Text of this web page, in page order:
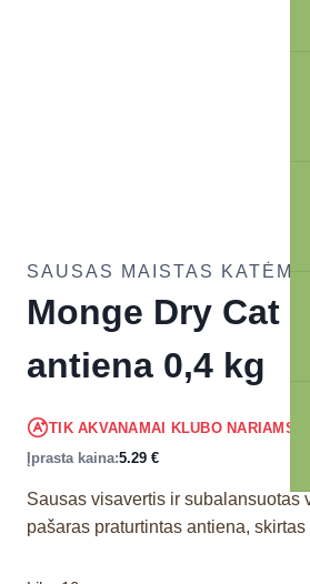
SAUSAS MAISTAS KATĖMS
Monge Dry Cat
antiena 0,4 kg
TIK AKVANAMAI KLUBO NARIAMS
Įprasta kaina:5.29 €
Sausas visavertis ir subalansuotas
pašaras praturtintas antiena,